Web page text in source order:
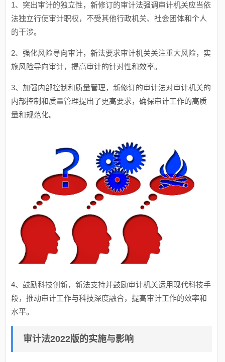
1、突出审计的独立性，新修订的审计法强调审计机关应当依
法独立行使审计职权，不受其他行政机关、社会团体和个人
的干涉。
2、强化风险导向审计，新法要求审计机关关注重大风险，实
施风险导向审计，提高审计的针对性和效率。
3、加强内部控制和质量管理，新修订的审计法对审计机关的
内部控制和质量管理提出了更高要求，确保审计工作的高质
量和规范化。
4、鼓励科技创新，新法支持并鼓励审计机关运用现代科技手
段，推动审计工作与科技深度融合，提高审计工作的效率和
水平。
审计法2022版的实施与影响